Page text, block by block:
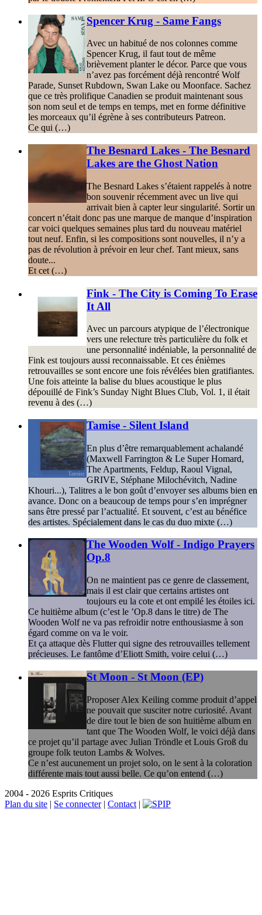
Spencer Krug - Same Fangs
Avec un habitué de nos colonnes comme
Spencer Krug, il faut tout de même
brièvement planter le décor. Parce que vous
n’avez pas forcément déjà rencontré Wolf
Parade, Sunset Rubdown, Swan Lake ou Moonface. Sachez
que ce très prolifique Canadien se produit maintenant sous
son nom seul et de temps en temps, met en forme définitive
les morceaux qu’il égrène à ses contributeurs Patreon.
Ce qui (…)
The Besnard Lakes - The Besnard
Lakes are the Ghost Nation
The Besnard Lakes s’étaient rappelés à notre
bon souvenir récemment avec un live qui
arrivait bien à capter leur singularité. Sortir un
concert n’était donc pas une marque de manque d’inspiration
car voici quelques semaines plus tard du nouveau matériel
tout neuf. Enfin, si les compositions sont nouvelles, il n’y a
pas de révolution à prévoir en leur chef. Tant mieux, sans
doute...
Et cet (…)
Fink - The City is Coming To Erase
It All
Avec un parcours atypique de l’électronique
vers une relecture très particulière du folk et
une personnalité indéniable, la personnalité de
Fink est toujours aussi reconnaissable. Et ces énièmes
retrouvailles se sont encore une fois révélées bien gratifiantes.
Une fois atteinte la balise du blues acoustique le plus
dépouillé de Fink’s Sunday Night Blues Club, Vol. 1, il était
revenu à des (…)
Tamise - Silent Island
En plus d’être remarquablement achalandé
(Maxwell Farrington & Le Super Homard,
The Apartments, Feldup, Raoul Vignal,
GRIVE, Stéphane Milochévitch, Nadine
Khouri...), Talitres a le bon goût d’envoyer ses albums bien en
avance. Donc on a beaucoup de temps pour s’en imprégner
sans être pressé par l’actualité. Et souvent, c’est au bénéfice
des artistes. Spécialement dans le cas du duo mixte (…)
The Wooden Wolf - Indigo Prayers
Op.8
On ne maintient pas ce genre de classement,
mais il est clair que certains artistes ont
toujours eu la cote et ont empilé les étoiles ici.
Ce huitième album (c’est le ’Op.8 dans le titre) de The
Wooden Wolf ne va pas refroidir notre enthousiasme à son
égard comme on va le voir.
Et ça attaque dès Flutter qui signe des retrouvailles tellement
précieuses. Le fantôme d’Eliott Smith, voire celui (…)
St Moon - St Moon (EP)
Proposer Alex Keiling comme produit d’appel
ne pouvait que susciter notre curiosité. Avant
de dire tout le bien de son huitième album en
tant que The Wooden Wolf, le voici déjà dans
ce projet qu’il partage avec Julian Tröndle et Louis Groß du
groupe folk teuton Lambs & Wolves.
Ce n’est aucunement un projet solo, on le sent à la coloration
différente mais tout aussi belle. Ce qu’on entend (…)
2004 - 2026 Esprits Critiques
Plan du site | Se connecter| Contact |